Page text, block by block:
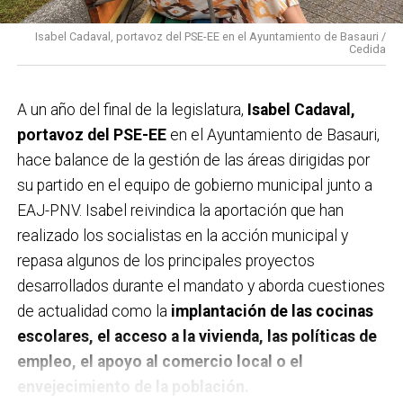
Isabel Cadaval, portavoz del PSE-EE en el Ayuntamiento de Basauri /
Cedida
A un año del final de la legislatura, Isabel Cadaval,
portavoz del PSE-EEen el Ayuntamiento de Basauri,
hace balance de la gestión de las áreas dirigidas por
su partido en el equipo de gobierno municipal junto a
EAJ-PNV. Isabel reivindica la aportación que han
realizado los socialistas en la acción municipal y
repasa algunos de los principales proyectos
desarrollados durante el mandato y aborda cuestiones
de actualidad como la implantación de las cocinas
escolares, el acceso a la vivienda, las políticas de
empleo, el apoyo al comercio local o el
envejecimiento de la población.